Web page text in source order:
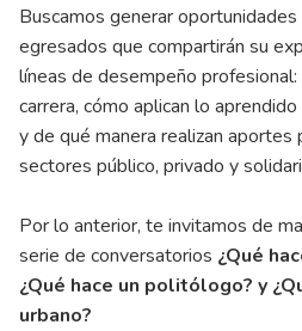
Buscamos generar
egresados que compartirán su
líneas de desempeño
carrera, cómo aplican lo
y de qué manera realizan
sectores público, privado y
Por lo anterior, te invitamos de
serie de conversatorios ¿Qué
¿Qué hace un politólogo? y
urbano?